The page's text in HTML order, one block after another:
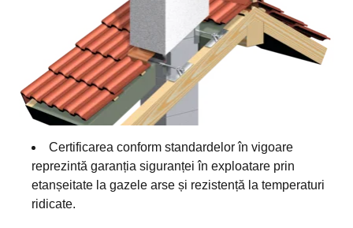
Certificarea conform standardelor în vigoare
reprezintă garanția siguranței în exploatare prin
etanșeitate la gazele arse și rezistență la temperaturi
ridicate.